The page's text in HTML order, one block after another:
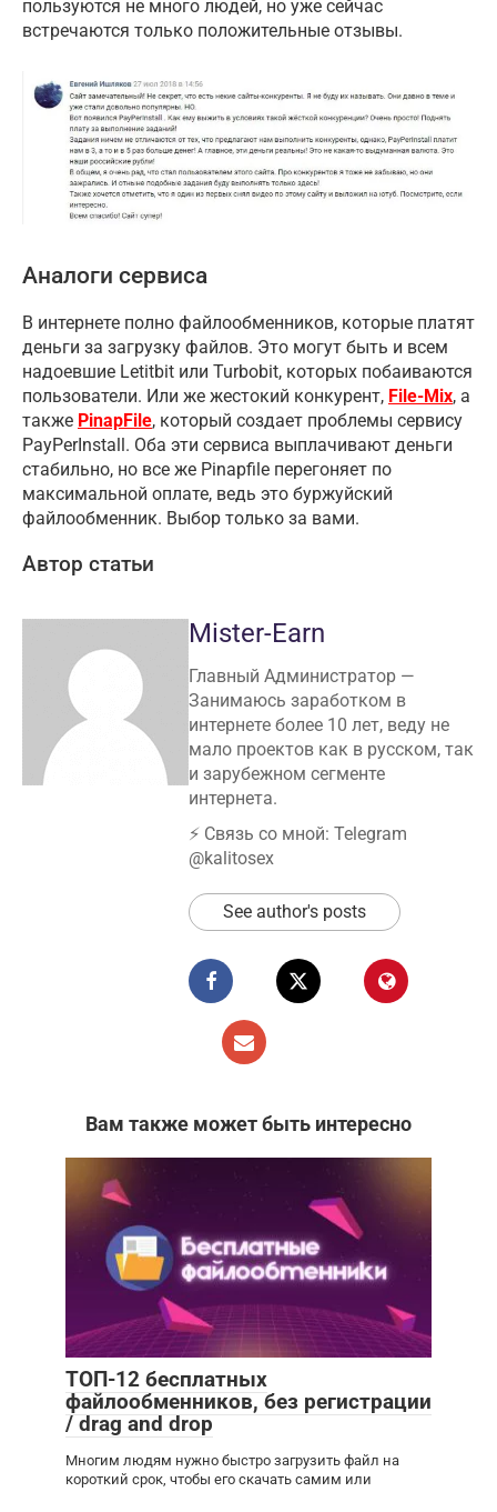
пользуются не много людей, но уже сейчас
встречаются только положительные отзывы.
Аналоги сервиса
В интернете полно файлообменников, которые платят
деньги за загрузку файлов. Это могут быть и всем
надоевшие Letitbit или Turbobit, которых побаиваются
пользователи. Или же жестокий конкурент, File-Mix, а
также PinapFile, который создает проблемы сервису
PayPerInstall. Оба эти сервиса выплачивают деньги
стабильно, но все же Pinapfile перегоняет по
максимальной оплате, ведь это буржуйский
файлообменник. Выбор только за вами.
Автор статьи
Mister-Earn
Главный Администратор —
Занимаюсь заработком в
интернете более 10 лет, веду не
мало проектов как в русском, так
и зарубежном сегменте
интернета.
⚡️ Связь со мной: Telegram
@kalitosex
See author's posts
Вам также может быть интересно
ТОП-12 бесплатных
файлообменников, без регистрации
/ drag and drop
Многим людям нужно быстро загрузить файл на
короткий срок, чтобы его скачать самим или